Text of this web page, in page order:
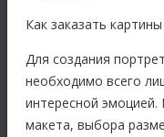
Как заказать
Для создания
необходимо всего
интересной эмоцией.
макета, выбора